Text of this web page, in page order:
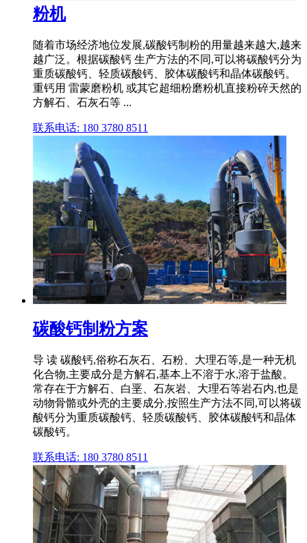
粉机
随着市场经济地位发展,碳酸钙制粉的用量越来越大,越来
越广泛。根据碳酸钙 生产方法的不同,可以将碳酸钙分为
重质碳酸钙、轻质碳酸钙、胶体碳酸钙和晶体碳酸钙。
重钙用 雷蒙磨粉机 或其它超细粉磨粉机直接粉碎天然的
方解石、石灰石等 ...
联系电话: 180 3780 8511
碳酸钙制粉方案
导 读 碳酸钙,俗称石灰石、石粉、大理石等,是一种无机
化合物,主要成分是方解石,基本上不溶于水,溶于盐酸。
常存在于方解石、白垩、石灰岩、大理石等岩石内,也是
动物骨骼或外壳的主要成分,按照生产方法不同,可以将碳
酸钙分为重质碳酸钙、轻质碳酸钙、胶体碳酸钙和晶体
碳酸钙。
联系电话: 180 3780 8511